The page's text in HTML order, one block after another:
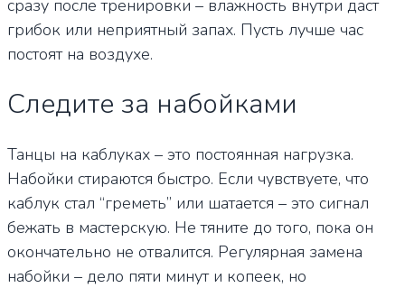
сразу после тренировки – влажность внутри даст
грибок или неприятный запах. Пусть лучше час
постоят на воздухе.
Следите за набойками
Танцы на каблуках – это постоянная нагрузка.
Набойки стираются быстро. Если чувствуете, что
каблук стал “греметь” или шатается – это сигнал
бежать в мастерскую. Не тяните до того, пока он
окончательно не отвалится. Регулярная замена
набойки – дело пяти минут и копеек, но